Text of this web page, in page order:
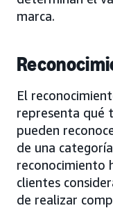
marca.
El
representa qué
pueden
de una
reconocimiento
clientes
de realizar